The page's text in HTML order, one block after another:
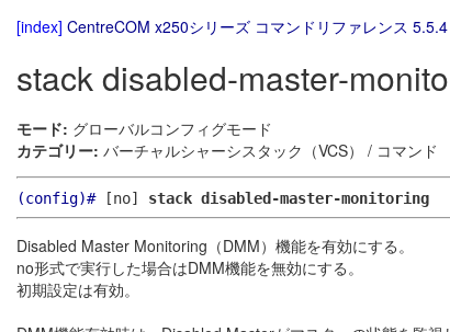
[index] CentreCOM x250シリーズ コマンドリファレンス 5.5.4
stack disabled-master-
モード: グローバルコンフィグモード
カテゴリー: バーチャルシャーシスタック（VCS） / コマンド
(config)#[no] stack disabled-master-monitoring
Disabled Master Monitoring（DMM）機能を有効にする。
no形式で実行した場合はDMM機能を無効にする。
初期設定は有効。